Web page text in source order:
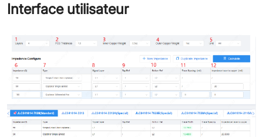
Interface utilisateur